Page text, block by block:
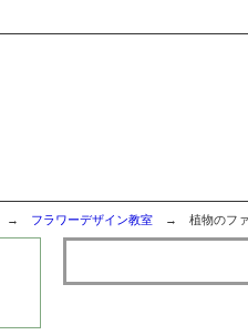
→ フラワーデザイン教室 → 植物のファ